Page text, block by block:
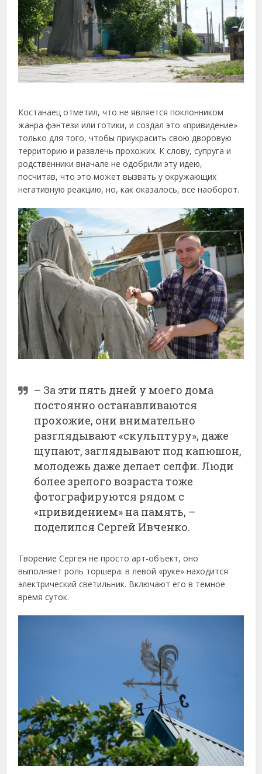
Костанаец отметил, что не является поклонником
жанра фэнтези или готики, и создал это «привидение»
только для того, чтобы приукрасить свою дворовую
территорию и развлечь прохожих. К слову, супруга и
родственники вначале не одобрили эту идею,
посчитав, что это может вызвать у окружающих
негативную реакцию, но, как оказалось, все наоборот.
– За эти пять дней у моего дома
постоянно останавливаются
прохожие, они внимательно
разглядывают «скульптуру», даже
щупают, заглядывают под капюшон,
молодежь даже делает селфи. Люди
более зрелого возраста тоже
фотографируются рядом с
«привидением» на память, –
поделился Сергей Ивченко.
Творение Сергея не просто арт-объект, оно
выполняет роль торшера: в левой «руке» находится
электрический светильник. Включают его в темное
время суток.